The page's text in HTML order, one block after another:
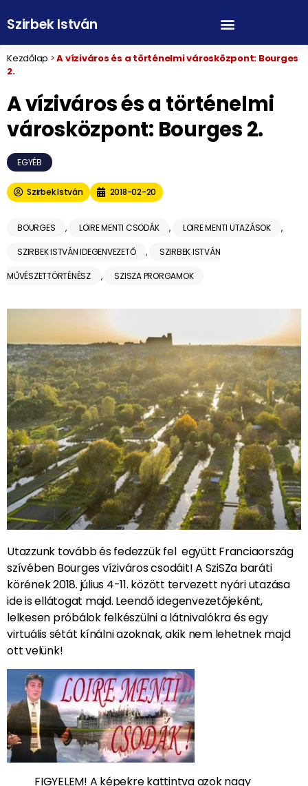
Szirbek István
Kezdőlap >A víziváros és a történelmi városközpont: Bourges
2.
A víziváros és a történelmi
városközpont: Bourges 2.
EGYÉB
Szirbek István 2018-02-20
BOURGES , LOIRE MENTI CSODÁK , LOIRE MENTI UTAZÁSOK ,
SZIRBEK ISTVÁN IDEGENVEZETŐ , SZIRBEK ISTVÁN
MŰVÉSZETTÖRTÉNÉSZ , SZISZA PRORGAMOK
Utazzunk tovább és fedezzük fel együtt Franciaország
szívében Bourges víziváros csodáit! A SziSZa baráti
körének 2018. július 4-11. között tervezett nyári utazása
ide is ellátogat majd. Leendő idegenvezetőjeként,
lelkesen próbálok felkészülni a látnivalókra és egy
virtuális sétát kínálni azoknak, akik nem lehetnek majd
ott velünk!
FIGYELEM! A képekre kattintva azok nagy